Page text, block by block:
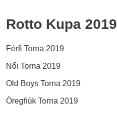
Rotto Kupa 2019
Férfi Torna 2019
Női Torna 2019
Old Boys Torna 2019
Öregfiúk Torna 2019